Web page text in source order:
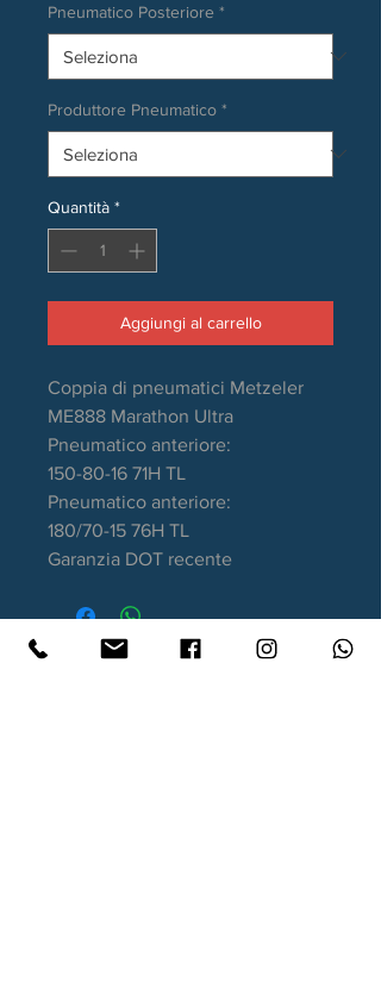
Pneumatico Posteriore *
Produttore Pneumatico *
Quantità *
Aggiungi al carrello
Coppia di pneumatici Metzeler
ME888 Marathon Ultra
Pneumatico anteriore:
150-80-16 71H TL
Pneumatico anteriore:
180/70-15 76H TL
Garanzia DOT recente